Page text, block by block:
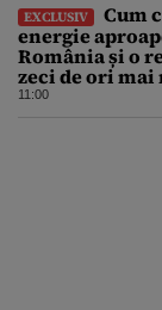
EXCLUSIV
Cum
energie
România și o
zeci de ori
noii „băieți
11:00